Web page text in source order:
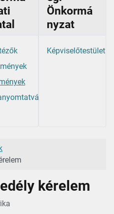
Önkormá
nyzat
Képviselőtestület
kérelem